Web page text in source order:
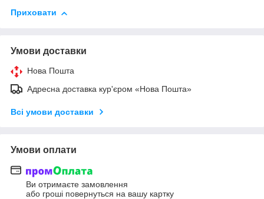
Приховати
Умови доставки
Нова Пошта
Адресна доставка кур'єром «Нова Пошта»
Всі умови доставки
Умови оплати
Ви отримаєте замовлення
або гроші повернуться на вашу картку